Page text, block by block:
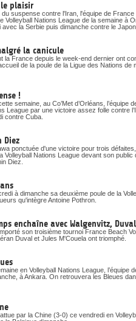
le plaisir
suspense contre l'Iran, l'équipe de
Volleyball Nations League de la semaine à
la Serbie puis dimanche contre le Japon.
la canicule
la France depuis le week-end dernier ont
de la poule de la Ligue des Nations de
!
semaine, au Co’Met d’Orléans, l’équipe
League par une victoire assez folle contre
contre Cuba.
Diez
ponctuée d'une victoire pour trois
Volleyball Nations League devant son
Diez.
à dimanche sa deuxième poule de la
qu'intègre Antoine Pothron.
enchaîne avec Walgenvitz,
son troisième tournoi France Beach
Duval et Jules M'Couela ont triomphé.
en Volleyball Nations League, l’équipe
à Ankara. On retrouvera les Bleues
par la Chine (3-0) ce vendredi en